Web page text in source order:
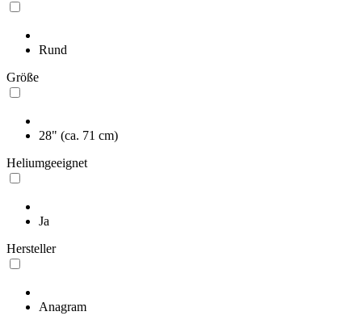
Rund
Größe
28" (ca. 71 cm)
Heliumgeeignet
Ja
Hersteller
Anagram